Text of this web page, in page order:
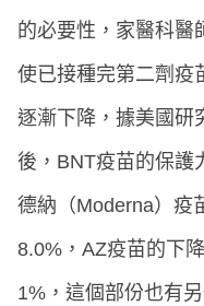
的必要性，家醫科醫
使已接種完第二劑疫
逐漸下降，據美國研
後，BNT疫苗的保護
德納（Moderna）疫
8.0%，AZ疫苗的下
1%，這個部份也有